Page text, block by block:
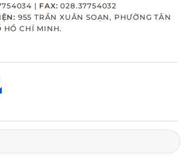
| FAX: 028.37754032
955 TRẦN XUÂN SOẠN, PHƯỜNG TÂN
HỒ CHÍ MINH.